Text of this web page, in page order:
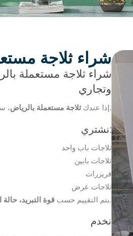
شراء ثلاجة
شراء ثلاجة مستعملة
وتجاري
إذا عندكثلاجة مستعملة بالرياض ، سواء منزلية أو ثلاجة عرض للمحلات، الأسيوطي يشتريها كاش.
نشتري:
ثلاجات باب واحد
ثلاجات بابين
فريزرات
ثلاجات عرض
يتم التقييم حسبقوة التبريد، .
نخدم